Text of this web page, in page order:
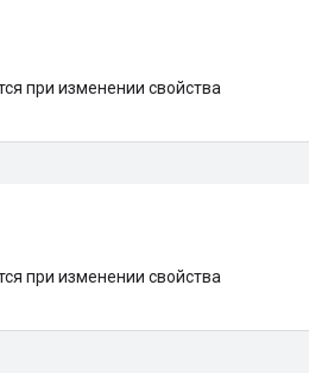
при изменении свойства
при изменении свойства